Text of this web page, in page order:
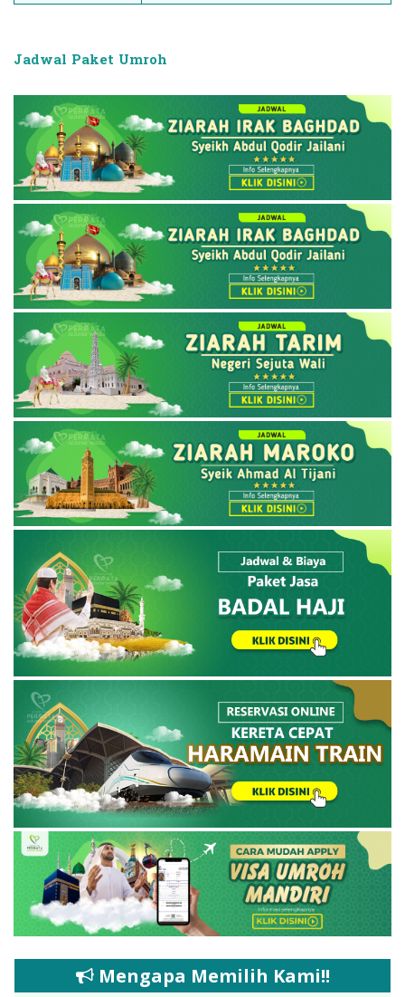
Jadwal Paket Umroh
Mengapa Memilih Kami!!